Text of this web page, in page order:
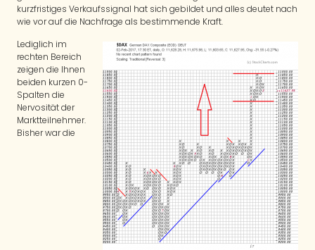
kurzfristiges Verkaufssignal hat sich gebildet und alles deutet nach
wie vor auf die Nachfrage als bestimmende Kraft.
Lediglich im
rechten Bereich
zeigen die Ihnen
beiden kurzen 0-
Spalten die
Nervosität der
Marktteilnehmer.
Bisher war die